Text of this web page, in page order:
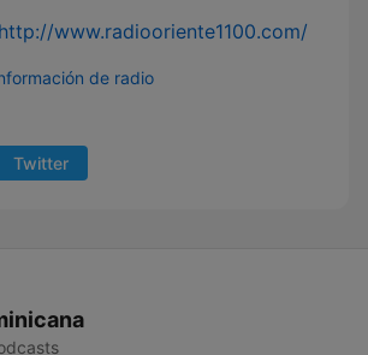
http://www.radiooriente1100.com/
de radio
Twitter